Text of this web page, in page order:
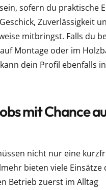
sofern du praktische
Zuverlässigkeit
mitbringst. Falls du
Montage oder im
dein Profil ebenfalls
mit Chance
nicht nur eine
bieten viele Einsätze
Betrieb zuerst im Alltag